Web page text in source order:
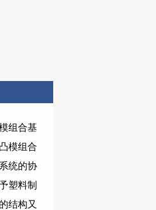
组合基
模组合
统的协
塑料制
结构又